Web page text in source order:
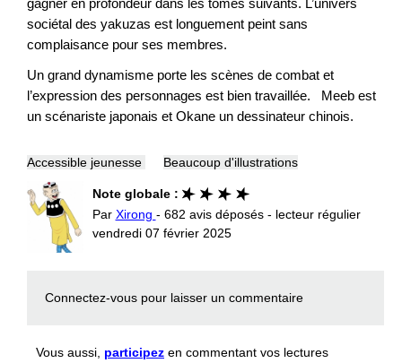
sociétal des yakuzas est longuement peint sans
complaisance pour ses membres.
Un grand dynamisme porte les scènes de combat et
l’expression des personnages est bien travaillée. Meeb est
un scénariste japonais et Okane un dessinateur chinois.
Accessible jeunesse Beaucoup d'illustrations
Note globale :
Par Xirong - 682 avis déposés - lecteur régulier
vendredi 07 février 2025
Connectez-vous pour laisser un commentaire
Vous aussi, participez en commentant vos lectures